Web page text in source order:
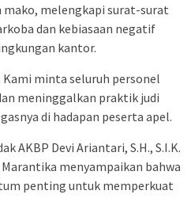
melengkapi surat-surat
dan kebiasaan negatif
kantor.
minta seluruh personel
meninggalkan praktik judi
di hadapan peserta apel.
AKBP Devi Ariantari, S.H., S.I.K.
menyampaikan bahwa
penting untuk memperkuat